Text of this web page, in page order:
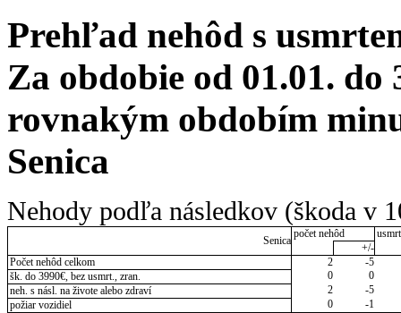
Prehľad nehôd s
Za obdobie od 01.01. do
rovnakým obdobím
Senica
Nehody podľa následkov (škoda v
Senica
počet nehôd
+/-
Počet nehôd celkom
2
-5
šk. do 3990€, bez usmrt., zran.
0
0
neh. s násl. na živote alebo zdraví
2
-5
požiar vozidiel
0 -1